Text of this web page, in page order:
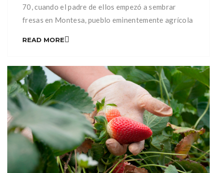
70, cuando el padre de ellos empezó a sembrar
fresas en Montesa, pueblo eminentemente agrícola
READ MORE